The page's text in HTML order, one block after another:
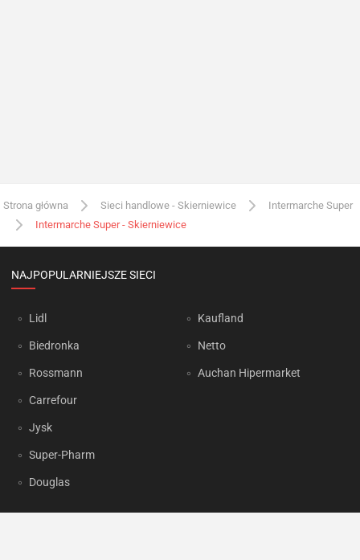
Strona główna Sieci handlowe - Skierniewice
Intermarche Super
Intermarche Super - Skierniewice
NAJPOPULARNIEJSZE SIECI
Lidl
Biedronka
Rossmann
Carrefour
Jysk
Super-Pharm
Douglas
Kaufland
Netto
Auchan Hipermarket